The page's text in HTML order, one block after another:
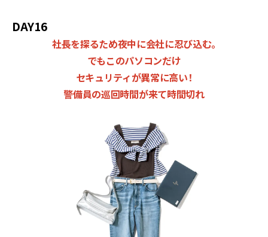
DAY16
社長を探るため夜中に会社に忍び込む。
でもこのパソコンだけ
セキュリティが異常に高い！
警備員の巡回時間が来て時間切れ